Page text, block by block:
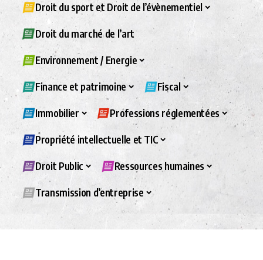
Droit du sport et Droit de l’évènementiel
Droit du marché de l’art
Environnement / Energie
Finance et patrimoine Fiscal
Immobilier Professions réglementées
Propriété intellectuelle et TIC
Droit Public Ressources humaines
Transmission d’entreprise